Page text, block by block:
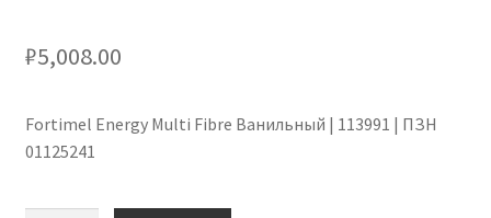
₽5,008.00
Fortimel Energy Multi Fibre Ванильный | 113991 | ПЗН
01125241